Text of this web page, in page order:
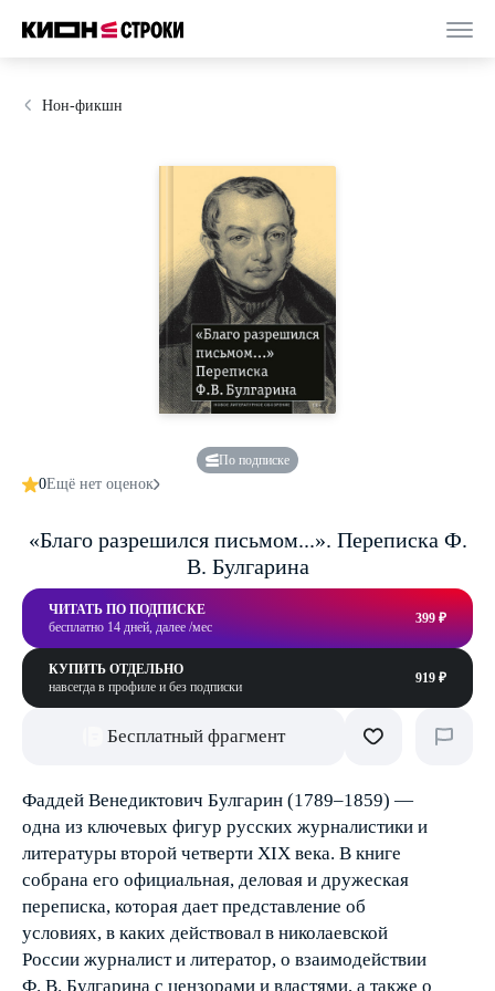
Нон-фикшн
По подписке
0Ещё нет оценок
«Благо разрешился письмом...». Переписка Ф.
В. Булгарина
ЧИТАТЬ ПО ПОДПИСКЕ
бесплатно 14 дней, далее /мес
399 ₽
КУПИТЬ ОТДЕЛЬНО
навсегда в профиле и без подписки
919 ₽
Бесплатный фрагмент
Фаддей Венедиктович Булгарин (1789–1859) —
одна из ключевых фигур русских журналистики и
литературы второй четверти XIX века. В книге
собрана его официальная, деловая и дружеская
переписка, которая дает представление об
условиях, в каких действовал в николаевской
России журналист и литератор, о взаимодействии
Ф. В. Булгарина с цензорами и властями, а также о